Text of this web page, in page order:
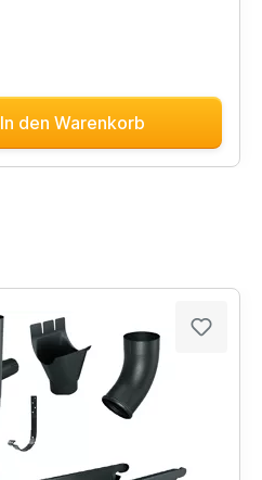
In den Warenkorb